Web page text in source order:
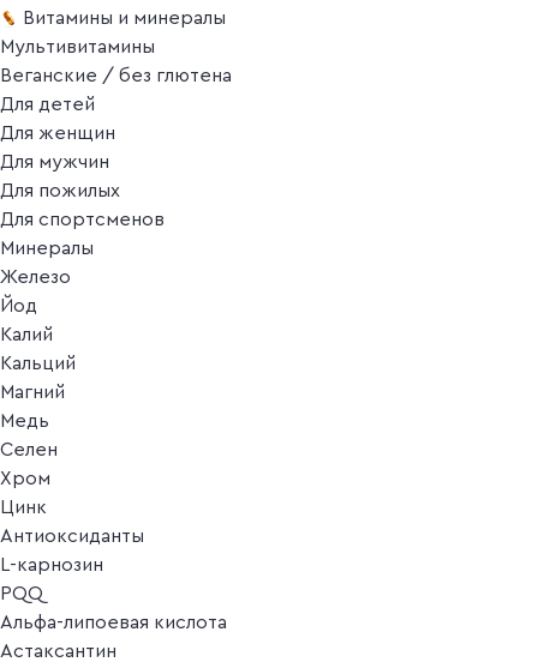
Витамины и минералы
Мультивитамины
Веганские / без глютена
Для детей
Для женщин
Для мужчин
Для пожилых
Для спортсменов
Минералы
Железо
Йод
Калий
Кальций
Магний
Медь
Селен
Хром
Цинк
Антиоксиданты
L-карнозин
PQQ
Альфа-липоевая кислота
Астаксантин